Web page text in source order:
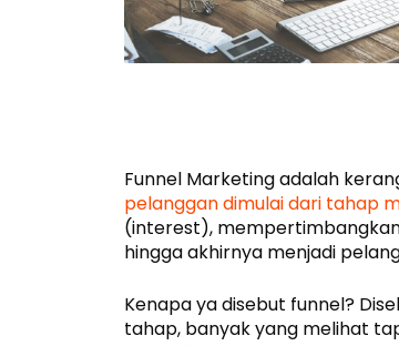
Funnel Marketing adalah
pelanggan dimulai dari tahap
(interest),
hingga akhirnya menjadi
Kenapa ya disebut funnel?
tahap, banyak yang melihat